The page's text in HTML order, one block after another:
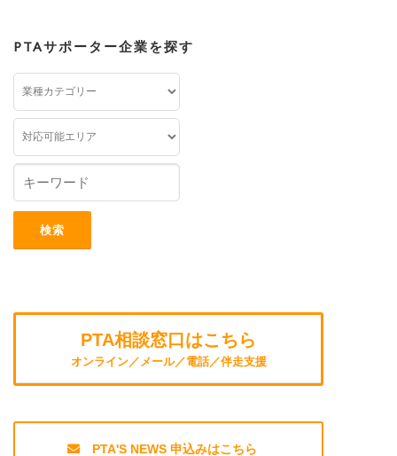
PTAサポーター企業を探す
PTA相談窓口はこちら
オンライン／メール／電話／伴走支援
PTA'S NEWS 申込みはこちら